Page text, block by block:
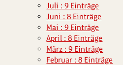
Juli : 9 Einträge
Juni : 8 Einträge
Mai : 9 Einträge
April : 8 Einträge
März : 9 Einträge
Februar : 8 Einträge